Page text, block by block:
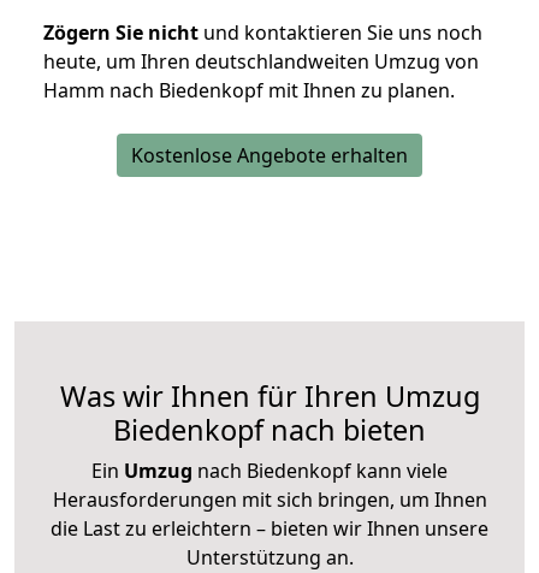
Zögern Sie nicht und kontaktieren Sie uns noch
heute, um Ihren deutschlandweiten Umzug von
Hamm nach Biedenkopf mit Ihnen zu planen.
Kostenlose Angebote erhalten
Was wir Ihnen für Ihren Umzug
Biedenkopf nach bieten
Ein Umzug nach Biedenkopf kann viele
Herausforderungen mit sich bringen, um Ihnen
die Last zu erleichtern – bieten wir Ihnen unsere
Unterstützung an.